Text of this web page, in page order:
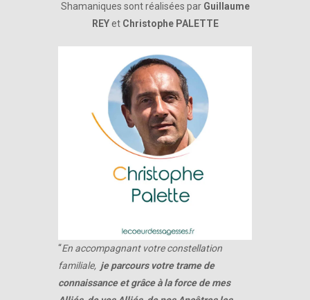
Shamaniques sont réalisées par Guillaume
REYet Christophe PALETTE
“En accompagnant votre constellation
familiale, je parcours votre trame de
connaissance et grâce à la force de mes